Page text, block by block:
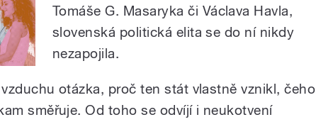
Tomáše G. Masaryka či Václava Havla,
slovenská politická elita se do ní nikdy
nezapojila.
vzduchu otázka, proč ten stát vlastně vznikl, čeho
směřuje. Od toho se odvíjí i neukotvení